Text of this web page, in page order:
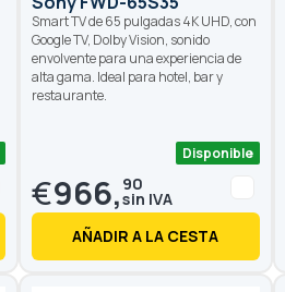
Smart TV de 65 pulgadas 4K UHD, con
Google TV, Dolby Vision, sonido
envolvente para una experiencia de
alta gama. Ideal para hotel, bar y
restaurante.
Disponible
€966, 90
AÑADIR A LA CESTA